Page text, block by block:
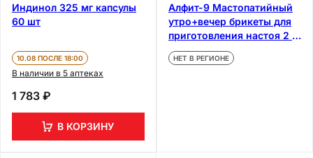
Индинол 325 мг капсулы
60 шт
10.08 ПОСЛЕ 18:00
В наличии в 5 аптеках
1 783 ₽
В КОРЗИНУ
Алфит-9 Мастопатийный
утро+вечер брикеты для
приготовления настоя 2 г
30+30 шт
НЕТ В РЕГИОНЕ